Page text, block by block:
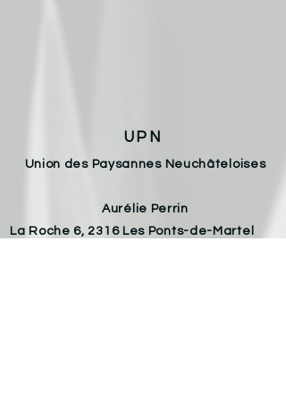
UPN
Union des Paysannes Neuchâteloises
Aurélie Perrin
La Roche 6, 2316 Les Ponts-de-Martel